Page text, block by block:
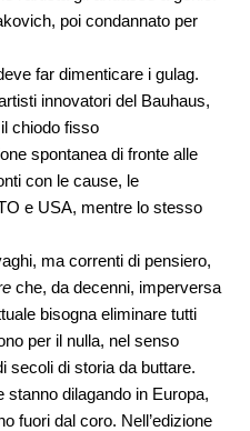
poi condannato per
far dimenticare i gulag.
innovatori del Bauhaus,
chiodo fisso
spontanea di fronte alle
con le cause, le
e USA, mentre lo stesso
ma correnti di pensiero,
che, da decenni, imperversa
bisogna eliminare tutti
per il nulla, nel senso
secoli di storia da buttare.
dilagando in Europa,
fuori dal coro. Nell’edizione